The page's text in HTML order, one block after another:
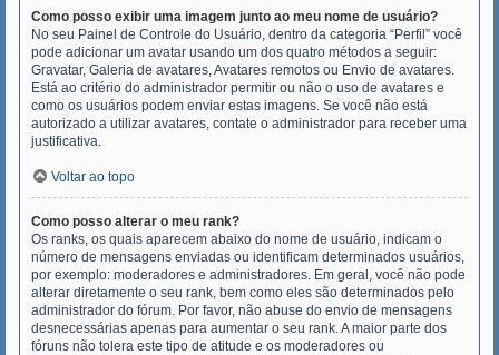
Como posso exibir uma imagem junto ao meu nome de usuário?
No seu Painel de Controle do Usuário, dentro da categoria “Perfil” você
pode adicionar um avatar usando um dos quatro métodos a seguir:
Gravatar, Galeria de avatares, Avatares remotos ou Envio de avatares.
Está ao critério do administrador permitir ou não o uso de avatares e
como os usuários podem enviar estas imagens. Se você não está
autorizado a utilizar avatares, contate o administrador para receber uma
justificativa.
Voltar ao topo
Como posso alterar o meu rank?
Os ranks, os quais aparecem abaixo do nome de usuário, indicam o
número de mensagens enviadas ou identificam determinados usuários,
por exemplo: moderadores e administradores. Em geral, você não pode
alterar diretamente o seu rank, bem como eles são determinados pelo
administrador do fórum. Por favor, não abuse do envio de mensagens
desnecessárias apenas para aumentar o seu rank. A maior parte dos
fóruns não tolera este tipo de atitude e os moderadores ou